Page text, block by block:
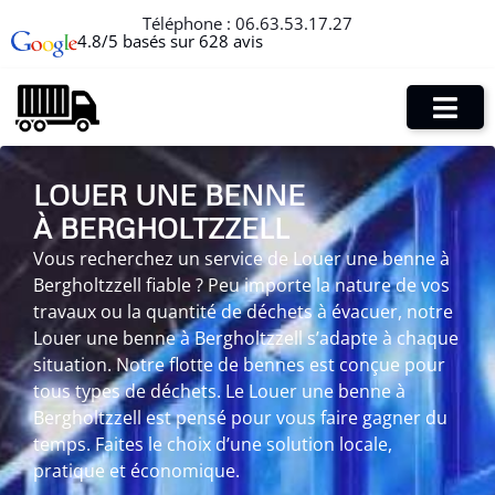
Téléphone : 06.63.53.17.27
4.8/5 basés sur 628 avis
LOUER UNE BENNE
À BERGHOLTZZELL
Vous recherchez un service de Louer une benne à
Bergholtzzell fiable ? Peu importe la nature de vos
travaux ou la quantité de déchets à évacuer, notre
Louer une benne à Bergholtzzell s’adapte à chaque
situation. Notre flotte de bennes est conçue pour
tous types de déchets. Le Louer une benne à
Bergholtzzell est pensé pour vous faire gagner du
temps. Faites le choix d’une solution locale,
pratique et économique.